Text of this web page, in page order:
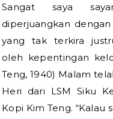
Sangat saya sayangkan, kemerdekaan yang
diperjuangkan
yang tak terkira
oleh kepentingan
Teng, 1940) Malam
Heri dari LSM Siku
Kopi Kim Teng. “Kalau